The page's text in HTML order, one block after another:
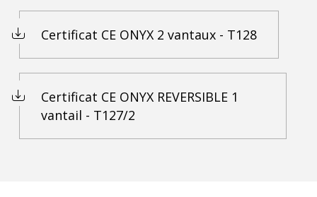
Certificat CE ONYX 2 vantaux - T128
Certificat CE ONYX REVERSIBLE 1
vantail - T127/2